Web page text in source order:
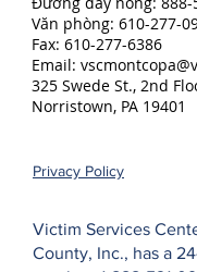
Văn phòng: 610-277-
Fax: 610-277-6386
Email:
325 Swede St., 2nd
Norristown, PA 19401
Privacy Policy
Victim Services
County, Inc., has a